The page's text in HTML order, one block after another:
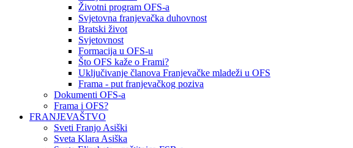
Životni program OFS-a
Svjetovna franjevačka duhovnost
Bratski život
Svjetovnost
Formacija u OFS-u
Što OFS kaže o Frami?
Uključivanje članova Franjevačke mladeži u OFS
Frama - put franjevačkog poziva
Dokumenti OFS-a
Frama i OFS?
FRANJEVAŠTVO
Sveti Franjo Asiški
Sveta Klara Asiška